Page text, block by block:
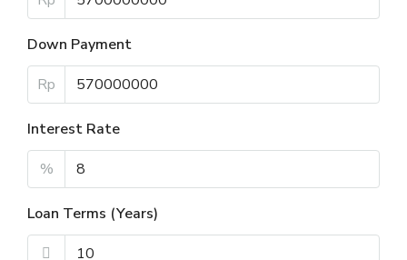
Down Payment
Rp
Interest Rate
%
Loan Terms (Years)